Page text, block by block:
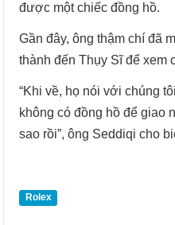
được một chiếc đồng hồ.
Gần đây, ông thậm chí đã
thành đến Thụy Sĩ để xem
“Khi về, họ nói với chúng
không có đồng hồ để giao
sao rồi”, ông Seddiqi cho
Rolex